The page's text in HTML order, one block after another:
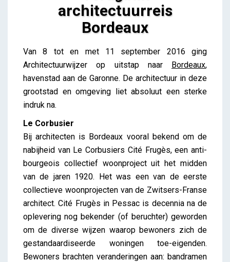
architectuurreis
Bordeaux
Terugblik architectuurreis Bordeaux
Van 8 tot en met 11 september 2016 ging
Architectuurwijzer op uitstap naar Bordeaux,
havenstad aan de Garonne. De architectuur in deze
grootstad en omgeving liet absoluut een sterke
indruk na.
Le Corbusier
Bij architecten is Bordeaux vooral bekend om de
nabijheid van Le Corbusiers Cité Frugès, een anti-
bourgeois collectief woonproject uit het midden
van de jaren 1920. Het was een van de eerste
collectieve woonprojecten van de Zwitsers-Franse
architect. Cité Frugès in Pessac is decennia na de
oplevering nog bekender (of beruchter) geworden
om de diverse wijzen waarop bewoners zich de
gestandaardiseerde woningen toe-eigenden.
Bewoners brachten veranderingen aan: bandramen